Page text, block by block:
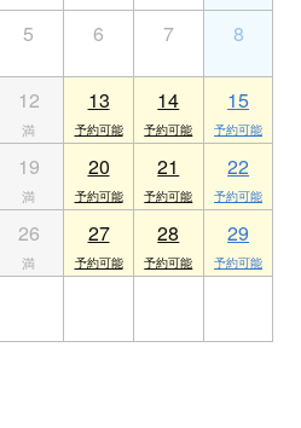
5 6 7 8
12 13 14 15
19 20 21 22
26 27 28 29